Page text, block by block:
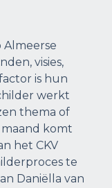
visies,
is hun
werkt
thema of
komt
het CKV
te
Daniëlla van